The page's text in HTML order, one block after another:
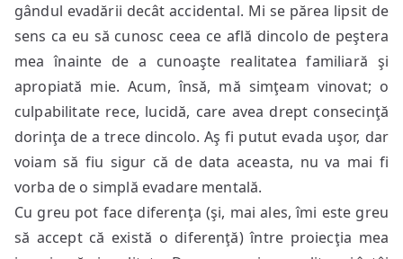
gândul evadării decât accidental. Mi se părea lipsit de
sens ca eu să cunosc ceea ce află dincolo de peştera
mea înainte de a cunoaşte realitatea familiară şi
apropiată mie. Acum, însă, mă simţeam vinovat; o
culpabilitate rece, lucidă, care avea drept consecinţă
dorinţa de a trece dincolo. Aş fi putut evada uşor, dar
voiam să fiu sigur că de data aceasta, nu va mai fi
vorba de o simplă evadare mentală.
Cu greu pot face diferenţa (şi, mai ales, îmi este greu
să accept că există o diferenţă) între proiecţia mea